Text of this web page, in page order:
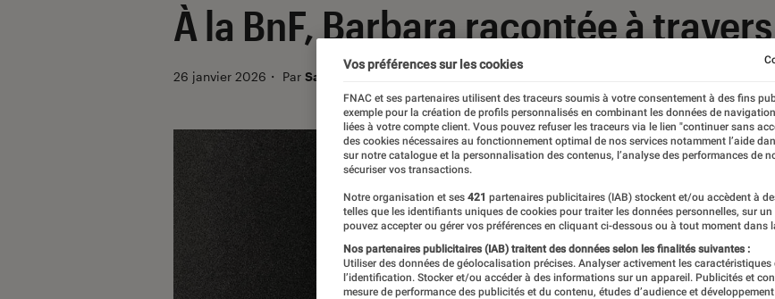
À la BnF, Barbara racontée à
26 janvier 2026 ・ Par Sarah Dupont
Vos préférences sur les cookies
FNAC et ses partenaires utilisent des traceurs soumis à votre consentement à des fins
exemple pour la création de profils personnalisés en combinant les données de
liées à votre compte client. Vous pouvez refuser les traceurs via le lien "continuer sans
des cookies nécessaires au fonctionnement optimal de nos services notamment l’aide
sur notre catalogue et la personnalisation des contenus, l’analyse des performances de
sécuriser vos transactions.
Notre organisation et ses 421 partenaires publicitaires (IAB) stockent et/ou accèdent à
telles que les identifiants uniques de cookies pour traiter les données personnelles, sur
pouvez accepter ou gérer vos préférences en cliquant ci-dessous ou à tout moment dans
Nos partenaires publicitaires (IAB) traitent des données selon les finalités suivantes :
Utiliser des données de géolocalisation précises. Analyser activement les caractéristiques
l’identification. Stocker et/ou accéder à des informations sur un appareil. Publicités et
mesure de performance des publicités et du contenu, études d’audience et